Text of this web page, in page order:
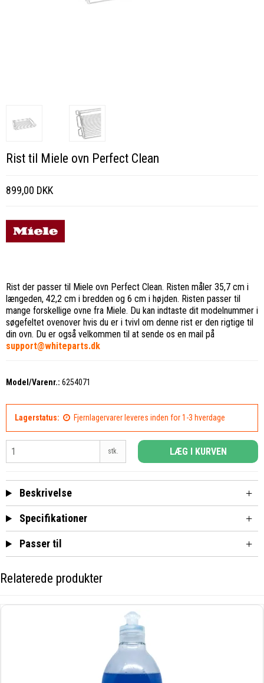
Rist til Miele ovn Perfect Clean
899,00 DKK
Rist der passer til Miele ovn Perfect Clean. Risten måler 35,7 cm i
længeden, 42,2 cm i bredden og 6 cm i højden. Risten passer til
mange forskellige ovne fra Miele. Du kan indtaste dit modelnummer i
søgefeltet ovenover hvis du er i tvivl om denne rist er den rigtige til
din ovn. Du er også velkommen til at sende os en mail på
support@whiteparts.dk
Model/Varenr.: 6254071
Lagerstatus: Fjernlagervarer leveres inden for 1-3 hverdage
stk. LÆG I KURVEN
Beskrivelse
Specifikationer
Passer til
Relaterede produkter